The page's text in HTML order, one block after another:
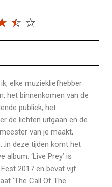
☆ ☆
elke muziekliefhebber
het binnenkomen van de
publiek, het
de lichten uitgaan en de
van je maakt,
deze tijden komt het
‘Live Prey’ is
2017 en bevat vijf
‘The Call Of The